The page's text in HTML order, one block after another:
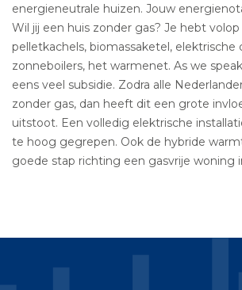
energieneutrale huizen. Jouw
Wil jij een huis zonder gas? Je hebt volop
pelletkachels, biomassaketel, elektrische
zonneboilers, het warmenet. As we
eens veel subsidie. Zodra alle
zonder gas, dan heeft dit een grote
uitstoot. Een volledig elektrische
te hoog gegrepen. Ook de hybride
goede stap richting een gasvrije woning